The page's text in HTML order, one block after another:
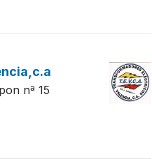
nª 15